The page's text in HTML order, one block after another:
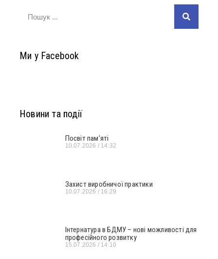
Ми у Facebook
Новини та події
Посвіт пам’яті
10.07.2026 14:32
Захист виробничої практики
10.07.2026 16:29
Інтернатура в БДМУ – нові можливості для
професійного розвитку
15.07.2026 14:10